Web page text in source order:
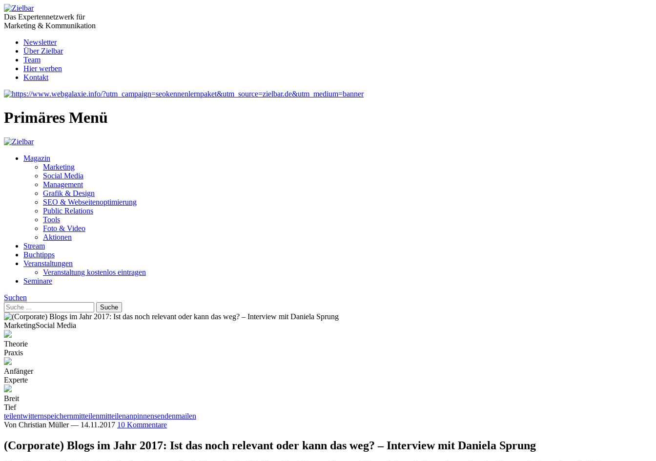
Das Expertennetzwerk für
Marketing & Kommunikation
Newsletter
Über Zielbar
Team
Hier werben
Kontakt
Primäres Menü
Magazin
Marketing
Social Media
Management
Grafik & Design
SEO & Webseitenoptimierung
Public Relations
Tools
Foto & Video
Aktionen
Stream
Buchtipps
Veranstaltungen
Veranstaltung kostenlos eintragen
Seminare
Suchen
MarketingSocial Media
Theorie
Praxis
Anfänger
Experte
Breit
Tief
teilentwitternspeichernmitteilenmitteilenanpinnensendenmailen
Von Christian Müller— 14.11.2017 10 Kommentare
(Corporate) Blogs im Jahr 2017: Ist das noch relevant oder kann das weg? – Interview mit Daniela Sprung